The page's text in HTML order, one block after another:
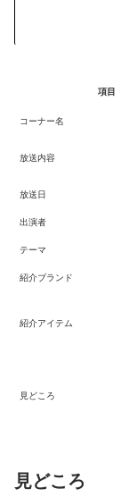
項目
コーナー名
放送内容
放送日
出演者
テーマ
紹介ブランド
紹介アイテム
見どころ
見どころ